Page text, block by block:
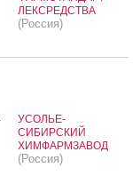
ЛЕКСРЕДСТВА
(Россия)
УСОЛЬЕ-
СИБИРСКИЙ
ХИМФАРМЗАВОД
(Россия)